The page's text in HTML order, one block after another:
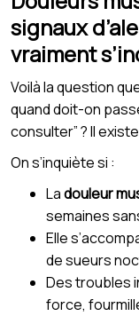
signaux
vraiment
Voilà la question
quand doit-on
consulter” ? Il
On s’inquiète si :
Ladouleur
semaines
Elle
de sueurs
Des troubles
force,